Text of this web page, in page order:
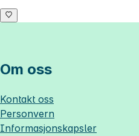
Om oss
Kontakt oss
Personvern
Informasjonskapsler